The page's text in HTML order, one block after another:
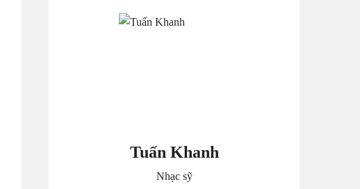
Tuấn Khanh
Nhạc sỹ